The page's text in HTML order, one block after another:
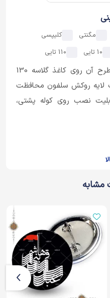
مگنتی کلیپسی
10 تایی 110 تایی
بدنه این پیکسل فلزی بوده و طرح آن روی کاغذ گلاسه 130
روکش سلفون محافظت
نصب روی کوله پشتی،
مشابه